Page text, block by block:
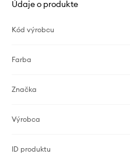
Údaje o produkte
Kód výrobcu
Farba
Značka
Výrobca
ID produktu